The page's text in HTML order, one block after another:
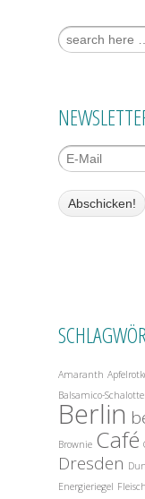
Suche nach:
Amaranth
Balsamico-
Berlin
Brownie Café
Dresden
Energieriegel